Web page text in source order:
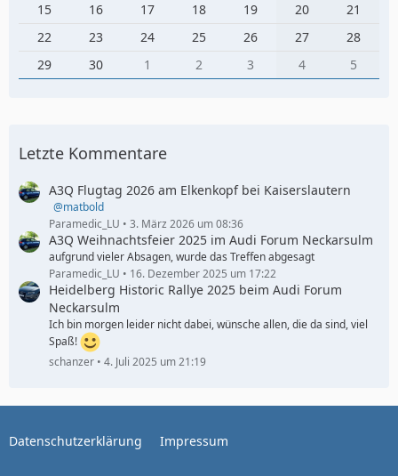
15
16 17 18 19 20
21
22
23 24 25 26 27
28
29
30 1 2 3 4 5
Letzte Kommentare
A3Q Flugtag 2026 am Elkenkopf bei Kaiserslautern
matbold
Paramedic_LU
3. März 2026 um 08:36
A3Q Weihnachtsfeier 2025 im Audi Forum Neckarsulm
aufgrund vieler Absagen, wurde das Treffen abgesagt
Paramedic_LU
16. Dezember 2025 um 17:22
Heidelberg Historic Rallye 2025 beim Audi Forum
Neckarsulm
Ich bin morgen leider nicht dabei, wünsche allen, die da sind, viel
Spaß!
schanzer
4. Juli 2025 um 21:19
Datenschutzerklärung Impressum